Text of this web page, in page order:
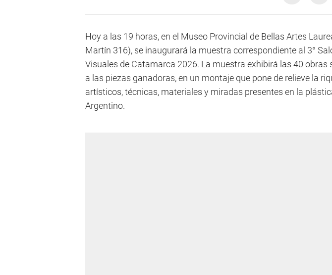
Hoy a las 19 horas, en el Museo Provincial de Bellas Artes
Martín 316), se inaugurará la muestra correspondiente al 3°
Visuales de Catamarca 2026. La muestra exhibirá las 40 obras
a las piezas ganadoras, en un montaje que pone de relieve la
artísticos, técnicas, materiales y miradas presentes en la
Argentino.